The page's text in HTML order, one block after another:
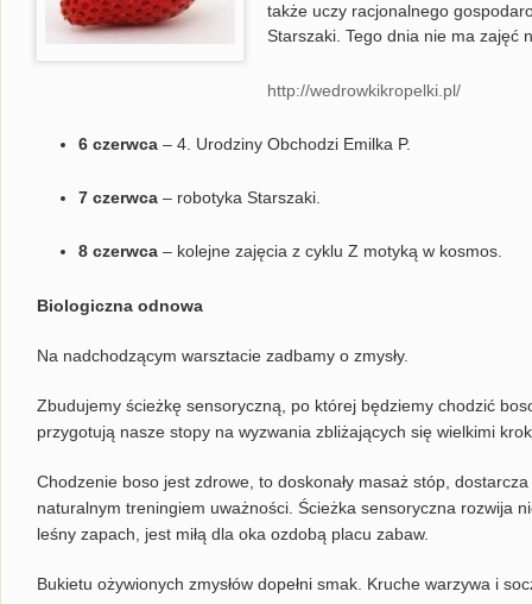
także uczy racjonalnego
Starszaki. Tego dnia nie ma zajęć
http://wedrowkikropelki.pl/
6 czerwca – 4. Urodziny Obchodzi Emilka P.
7 czerwca – robotyka Starszaki.
8 czerwca – kolejne zajęcia z cyklu Z motyką w kosmos.
Biologiczna odnowa
Na nadchodzącym warsztacie zadbamy o zmysły.
Zbudujemy ścieżkę sensoryczną, po której będziemy chodzić
przygotują nasze stopy na wyzwania zbliżających się wielkimi
Chodzenie boso jest zdrowe, to doskonały masaż stóp,
naturalnym treningiem uważności. Ścieżka sensoryczna rozwija
leśny zapach, jest miłą dla oka ozdobą placu zabaw.
Bukietu ożywionych zmysłów dopełni smak. Kruche warzywa i